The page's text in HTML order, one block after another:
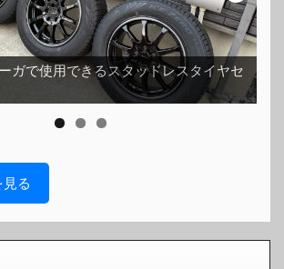
ガで使用できるスタッドレスタイヤセ
る